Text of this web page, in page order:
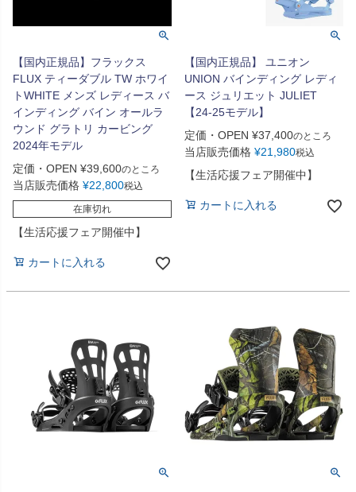
【国内正規品】フラックス
FLUX ティーダブル TW ホワイ
トWHITE メンズ レディース バ
インディング バイン オールラ
ウンド グラトリ カービング
2024年モデル
定価・OPEN ¥39,600のところ
当店販売価格 ¥22,800税込
在庫切れ
【生活応援フェア開催中】
カートに入れる
【国内正規品】 ユニオン
UNION バインディング レディ
ース ジュリエット JULIET
【24-25モデル】
定価・OPEN ¥37,400のところ
当店販売価格 ¥21,980税込
【生活応援フェア開催中】
カートに入れる